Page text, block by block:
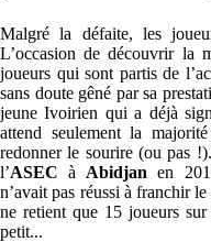
Malgré la défaite, les
L’occasion de découvrir la
joueurs qui sont partis de
sans doute gêné par sa
jeune Ivoirien qui a déjà
attend seulement la
redonner le sourire (ou pas
l’ASEC à Abidjan en
n’avait pas réussi à franchir
ne retient que 15 joueurs
petit...